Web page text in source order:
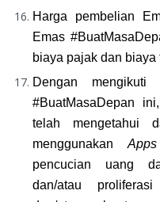
Harga pembelian
Emas
biaya pajak dan
Dengan
#BuatMasaDepan
telah mengetahui
menggunakan Apps
pencucian uang
dan/atau